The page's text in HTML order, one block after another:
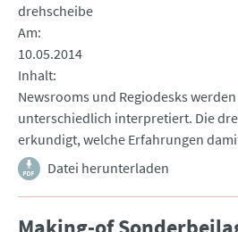
drehscheibe
Am
10.05.2014
Inhalt
Newsrooms und Regiodesks
unterschiedlich interpretiert. Die
erkundigt, welche Erfahrungen
Datei herunterladen